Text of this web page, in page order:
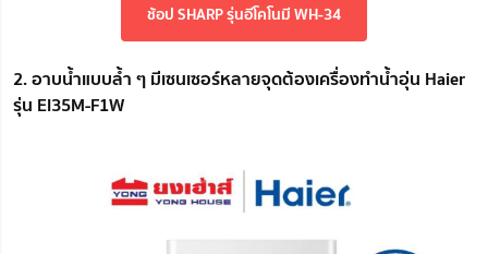
ช้อป SHARP รุ่นอีโคโนมี WH-34
2. อาบน้ำแบบล้ำ ๆ มีเซนเซอร์หลายจุดต้องเครื่องทำน้ำอุ่น Haier
รุ่น EI35M-F1W